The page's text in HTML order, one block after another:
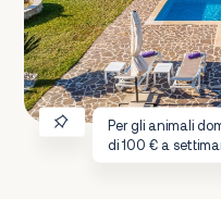
Per gli animali
di 100 € a